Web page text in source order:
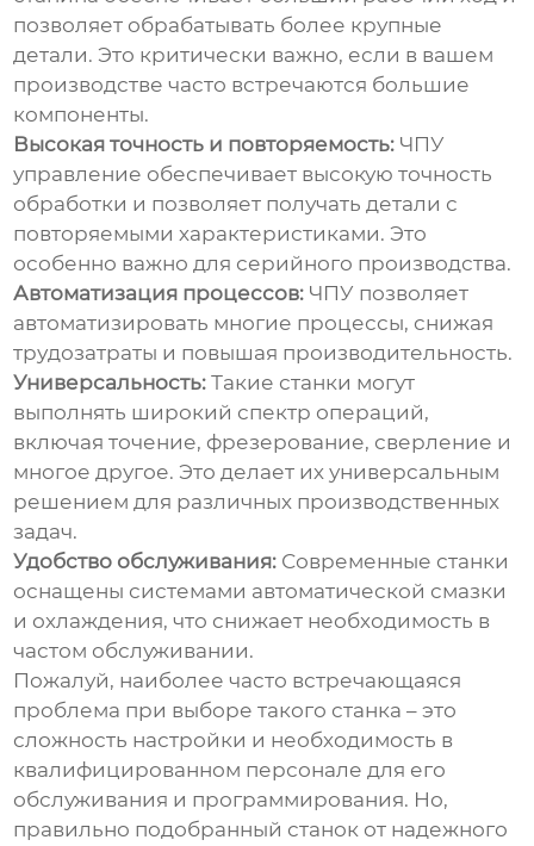
позволяет обрабатывать более крупные
детали. Это критически важно, если в вашем
производстве часто встречаются большие
компоненты.
Высокая точность и повторяемость: ЧПУ
управление обеспечивает высокую точность
обработки и позволяет получать детали с
повторяемыми характеристиками. Это
особенно важно для серийного производства.
Автоматизация процессов: ЧПУ позволяет
автоматизировать многие процессы, снижая
трудозатраты и повышая производительность.
Универсальность: Такие станки могут
выполнять широкий спектр операций,
включая точение, фрезерование, сверление и
многое другое. Это делает их универсальным
решением для различных производственных
задач.
Удобство обслуживания: Современные станки
оснащены системами автоматической смазки
и охлаждения, что снижает необходимость в
частом обслуживании.
Пожалуй, наиболее часто встречающаяся
проблема при выборе такого станка – это
сложность настройки и необходимость в
квалифицированном персонале для его
обслуживания и программирования. Но,
правильно подобранный станок от надежного